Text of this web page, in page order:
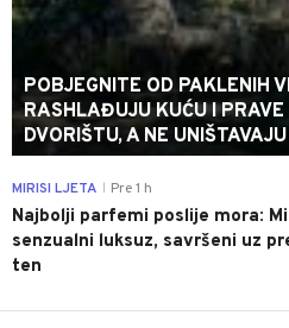
POBJEGNITE OD PAKLENIH
RASHLAĐUJU KUĆU I
DVORIŠTU, A NE
MIRISI LJETA Pre 1 h
Najbolji parfemi poslije mora:
senzualni luksuz, savršeni uz
ten